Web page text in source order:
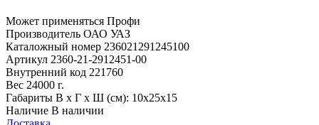
Может применяться Профи
Производитель ОАО УАЗ
Каталожный номер 236021291245100
Артикул 2360-21-2912451-00
Внутренний код 221760
Вес 24000 г.
Габариты В х Г х Ш (см): 10х25х15
Наличие В наличии